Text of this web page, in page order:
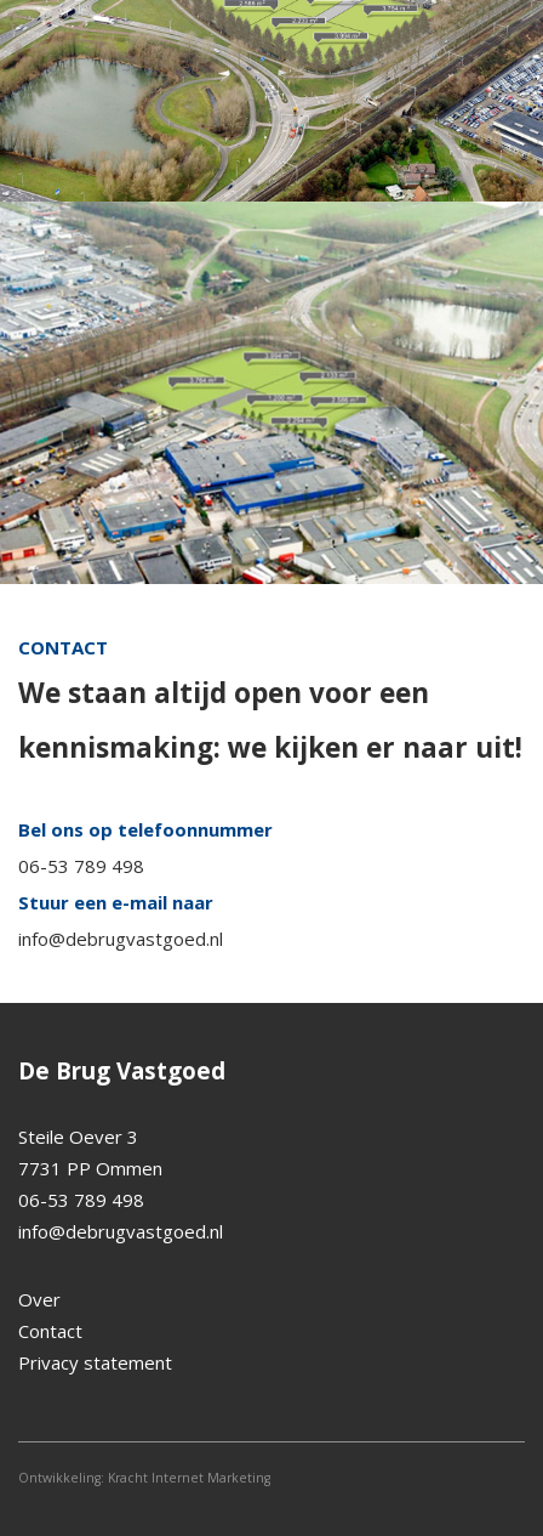
CONTACT
We staan altijd open voor een
kennismaking: we kijken er naar uit!
Bel ons op telefoonnummer
06-53 789 498
Stuur een e-mail naar
info@debrugvastgoed.nl
De Brug Vastgoed
Steile Oever 3
7731 PP Ommen
06-53 789 498
info@debrugvastgoed.nl
Over
Contact
Privacy statement
Ontwikkeling: Kracht Internet Marketing